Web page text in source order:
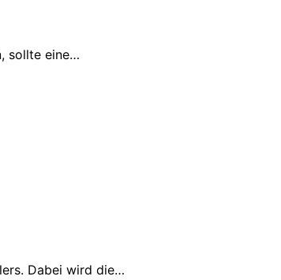
sollte eine…
Dabei wird die…